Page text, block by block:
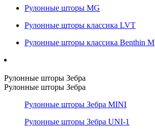
Рулонные шторы MG
Рулонные шторы классика LVT
Рулонные шторы классика Benthin M
Рулонные шторы Зебра
Рулонные шторы Зебра
Рулонные шторы Зебра MINI
Рулонные шторы Зебра UNI-1